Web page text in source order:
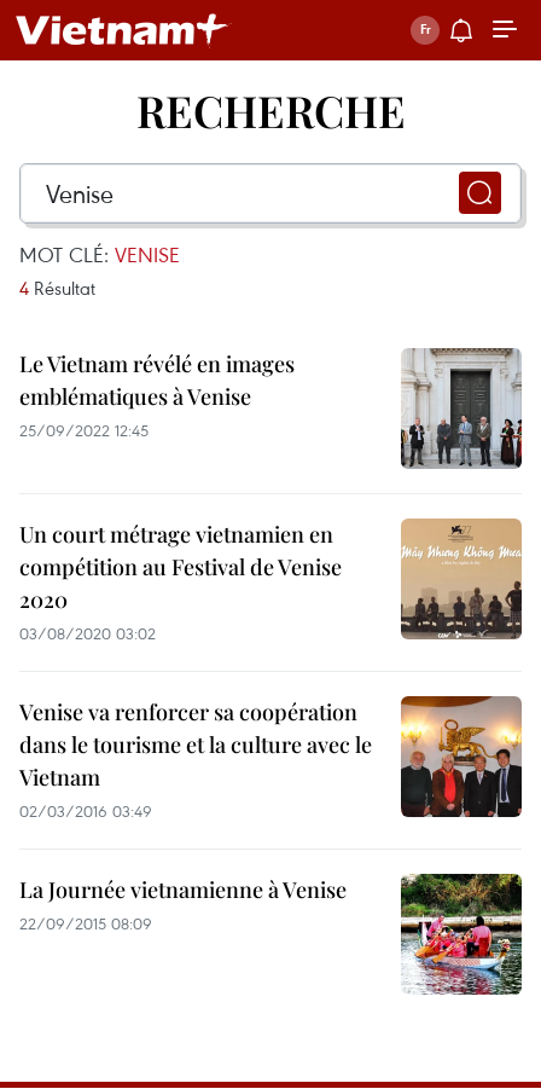
RECHERCHE
MOT CLÉ: VENISE
4 Résultat
Le Vietnam révélé en images
emblématiques à Venise
25/09/2022 12:45
Un court métrage vietnamien en
compétition au Festival de Venise
2020
03/08/2020 03:02
Venise va renforcer sa coopération
dans le tourisme et la culture avec le
Vietnam
02/03/2016 03:49
La Journée vietnamienne à Venise
22/09/2015 08:09